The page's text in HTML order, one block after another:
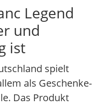
Legend
und
ist
spielt
als Geschenke-
Das Produkt